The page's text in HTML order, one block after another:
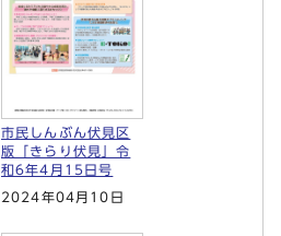
市民しんぶん伏見区
版「きらり伏見」令
和6年4月15日号
2024年04月10日